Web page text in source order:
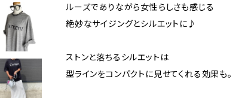
ルーズでありながら女性らしさも感じる
絶妙なサイジングとシルエットに♪
ストンと落ちるシルエットは
型ラインをコンパクトに見せてくれる効果も。